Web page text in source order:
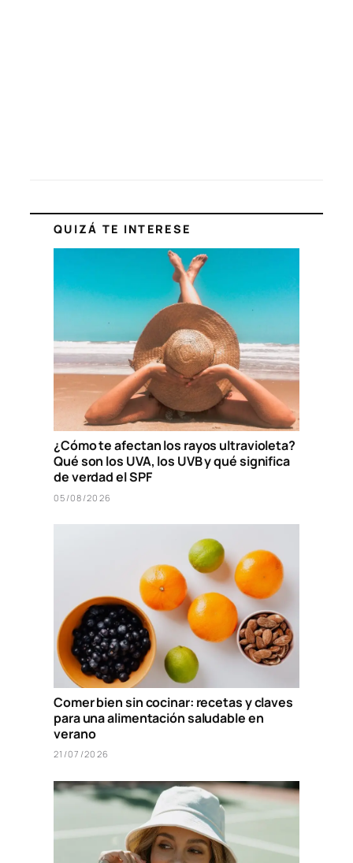
QUIZÁ TE INTERESE
¿Cómo te afectan los rayos ultravioleta?
Qué son los UVA, los UVB y qué significa
de verdad el SPF
05/08/2026
Comer bien sin cocinar: recetas y claves
para una alimentación saludable en
verano
21/07/2026